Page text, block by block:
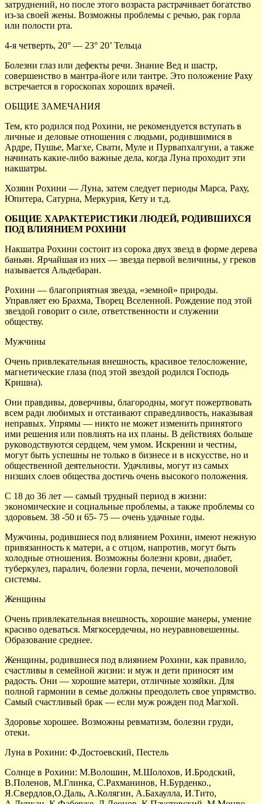
затруднений, но после этого возраста растрачивает богатство
из-за своей жены. Возможны проблемы с речью, рак горла
или полости рта.
4-я четверть, 20° — 23° 20’ Тельца
Болезни глаз или дефекты речи. Знание Вед и шастр,
совершенство в мантра-йоге или тантре. Это положение Раху
встречается в гороскопах хороших врачей.
ОБЩИЕ ЗАМЕЧАНИЯ
Тем, кто родился под Рохини, не рекомендуется вступать в
личные и деловые отношения с людьми, родившимися в
Ардре, Пушье, Магхе, Свати, Муле и Пурвапхалгуни, а также
начинать какие-либо важные дела, когда Луна проходит эти
накшатры.
Хозяин Рохини — Луна, затем следует периоды Марса, Раху,
Юпитера, Сатурна, Меркурия, Кету и т.д.
ОБЩИЕ ХАРАКТЕРИСТИКИ ЛЮДЕЙ, РОДИВШИХСЯ
ПОД ВЛИЯНИЕМ РОХИНИ
Накшатра Рохини состоит из сорока двух звезд в форме дерева
баньян. Ярчайшая из них — звезда первой величины, у греков
называется Альдебаран.
Рохини — благоприятная звезда, «земной» природы.
Управляет ею Брахма, Творец Вселенной. Рождение под этой
звездой говорит о силе, ответственности и служении
обществу.
Мужчины
Очень привлекательная внешность, красивое телосложение,
магнетические глаза (под этой звездой родился Господь
Кришна).
Они правдивы, доверчивы, благородны, могут пожертвовать
всем ради любимых и отстаивают справедливость, наказывая
неправых. Упрямы — никто не может изменить принятого
ими решения или повлиять на их планы. В действиях больше
руководствуются сердцем, чем умом. Искренни и честны,
могут быть успешны не только в бизнесе и в искусстве, но и
общественной деятельности. Удачливы, могут из самых
низших слоев общества достичь очень высокого положения.
С 18 до 36 лет — самый трудный период в жизни:
экономические и социальные проблемы, а также проблемы со
здоровьем. 38 -50 и 65- 75 — очень удачные годы.
Мужчины, родившиеся под влиянием Рохини, имеют нежную
привязанность к матери, а с отцом, напротив, могут быть
холодные отношения. Возможны болезни крови, диабет,
туберкулез, паралич, болезни горла, печени, мочеполовой
системы.
Женщины
Очень привлекательная внешность, хорошие манеры, умение
красиво одеваться. Мягкосердечны, но неуравновешенны.
Образование среднее.
Женщины, родившиеся под влиянием Рохини, как правило,
счастливы в семейной жизни: и муж и дети приносят им
радость. Они — хорошие матери, отличные хозяйки. Для
полной гармонии в семье должны преодолеть свое упрямство.
Самый счастливый брак — если муж рожден под Магхой.
Здоровье хорошее. Возможны ревматизм, болезни груди,
отеки.
Луна в Рохини: Ф.Достоевский, Пестель
Солнце в Рохини: М.Волошин, М.Шолохов, И.Бродский,
В.Поленов, М.Глинка, С.Рахманинов, Н.Бурденко.,
Я.Свердлов,О.Даль, А.Колягин, А.Бахаулла, И.Тито,